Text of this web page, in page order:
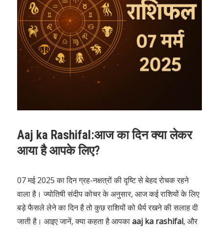
Aaj ka Rashifal:आज का दिन क्या लेकर
आया है आपके लिए?
07 मई 2025 का दिन ग्रह-नक्षत्रों की दृष्टि से बेहद रोचक रहने
वाला है। ज्योतिषी संदीप कोचर के अनुसार, आज कई राशियों के लिए
बड़े फैसले लेने का दिन है तो कुछ राशियों को धैर्य रखने की सलाह दी
जाती है। आइए जानें, क्या कहता है आपकाaaj ka rashifal, और